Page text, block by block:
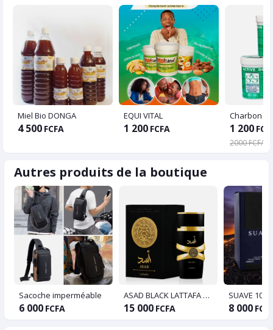
Miel Bio DONGA
4 500 FCFA
EQUI VITAL
1 200 FCFA
Charbon
1 200
2000 FCFA
Autres produits de la boutique
Sacoche imperméable
6 000 FCFA
ASAD BLACK LATTAFA 100ml
15 000 FCFA
SUAVE
8 000